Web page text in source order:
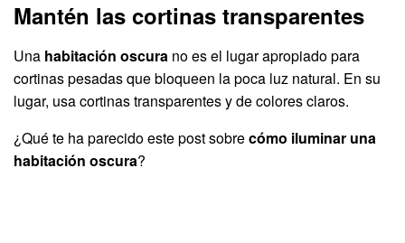
Mantén las cortinas transparentes
Una habitación oscura no es el lugar apropiado para
cortinas pesadas que bloqueen la poca luz natural. En su
lugar, usa cortinas transparentes y de colores claros.
¿Qué te ha parecido este post sobrecómo iluminar una
habitación oscura?